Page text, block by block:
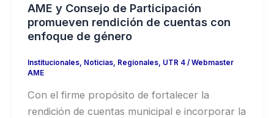
AME y Consejo de Participación
promueven rendición de cuentas con
enfoque de género
Institucionales, Noticias, Regionales, UTR 4/Webmaster
AME
Con el firme propósito de fortalecer la
rendición de cuentas municipal e incorporar la